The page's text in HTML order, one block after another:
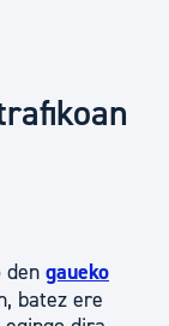
den gaueko
batez ere